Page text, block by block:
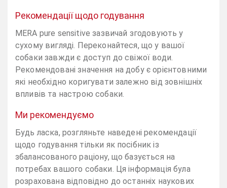
Рекомендації щодо годування
MERA pure sensitive зазвичай згодовують у
сухому вигляді. Переконайтеся, що у вашої
собаки завжди є доступ до свіжої води.
Рекомендовані значення на добу є орієнтовними
які необхідно коригувати залежно від зовнішніх
впливів та настрою собаки.
Ми рекомендуємо
Будь ласка, розгляньте наведені рекомендації
щодо годування тільки як посібник із
збалансованого раціону, що базується на
потребах вашого собаки. Ця інформація була
розрахована відповідно до останніх наукових